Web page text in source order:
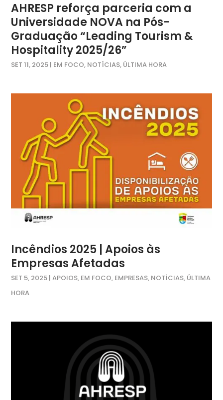
AHRESP reforça parceria com a
Universidade NOVA na Pós-
Graduação “Leading Tourism &
Hospitality 2025/26”
SET 11, 2025 | EM FOCO, NOTÍCIAS, ÚLTIMA HORA
Incêndios 2025 | Apoios às
Empresas Afetadas
SET 5, 2025 |APOIOS, EM FOCO, EMPRESAS, NOTÍCIAS, ÚLTIMA
HORA